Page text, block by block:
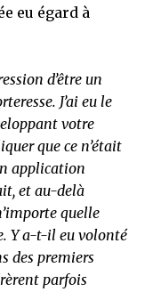
eu égard à
d’être un
J’ai eu le
votre
que ce n’était
application
et au-delà
quelle
Y a-t-il eu volonté
des premiers
parfois